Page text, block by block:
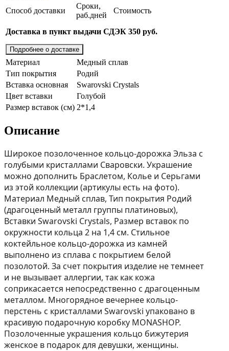
Способ доставки
Сроки,
раб.дней
Стоимость
Доставка в пункт выдачи СДЭК 350 руб.
Подробнее о доставке
Материал
Медный сплав
Тип покрытия
Родий
Вставка основная
Swarovski Crystals
Цвет вставки
Голубой
Размер вставок (см) 2*1,4
Описание
Широкое позолоченное кольцо-дорожка Эльза с
голубыми кристаллами Сваровски. Украшение
можно дополнить Браслетом, Колье и Серьгами
из этой коллекции (артикулы есть на фото).
Материал Медный сплав, Тип покрытия Родий
(драгоценный металл группы платиновых),
Вставки Swarovski Crystals, Размер вставок по
окружности кольца 2 на 1,4 см. Стильное
коктейльное кольцо-дорожка из камней
выполнено из сплава с покрытием белой
позолотой. За счет покрытия изделие не темнеет
и не вызывает аллергии, так как кожа
соприкасается непосредственно с драгоценным
металлом. Многорядное вечернее кольцо-
перстень с кристаллами Swarovski упаковано в
красивую подарочную коробку MONASHOP.
Позолоченные украшения кольцо бижутерия
женское в подарок для девушки, женщины.